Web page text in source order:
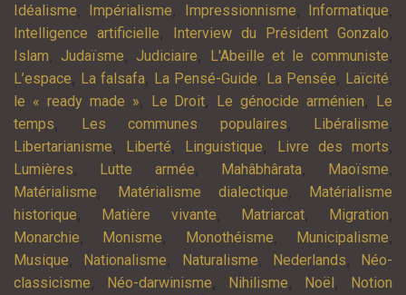
Idéalisme, Impérialisme, Impressionnisme, Informatique,
Intelligence artificielle, Interview du Président Gonzalo,
Islam, Judaïsme, Judiciaire, L'Abeille et le communiste,
L’espace, La falsafa, La Pensé-Guide, La Pensée, Laïcité,
le « ready made », Le Droit, Le génocide arménien,
Le
temps, Les communes populaires, Libéralisme,
Libertarianisme, Liberté, Linguistique, Livre des morts,
Lumières, Lutte armée, Mahâbhârata, Maoïsme,
Matérialisme, Matérialisme dialectique,
Matérialisme
historique, Matière vivante, Matriarcat, Migration,
Monarchie, Monisme, Monothéisme, Municipalisme,
Musique, Nationalisme, Naturalisme, Nederlands,
Néo-
classicisme, Néo-darwinisme, Nihilisme, Noël ,
Notion